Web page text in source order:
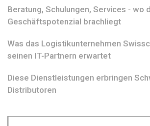
Beratung, Schulungen, Services - wo
Geschäftspotenzial brachliegt
Was das Logistikunternehmen
seinen IT-Partnern erwartet
Diese Dienstleistungen erbringen
Distributoren